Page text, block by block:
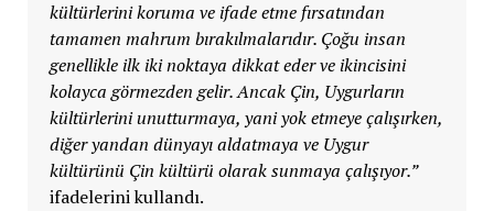
kültürlerini koruma ve ifade etme fırsatından
tamamen mahrum bırakılmalarıdır. Çoğu insan
genellikle ilk iki noktaya dikkat eder ve ikincisini
kolayca görmezden gelir. Ancak Çin, Uygurların
kültürlerini unutturmaya, yani yok etmeye çalışırken,
diğer yandan dünyayı aldatmaya ve Uygur
kültürünü Çin kültürü olarak sunmaya çalışıyor.”
ifadelerini kullandı.